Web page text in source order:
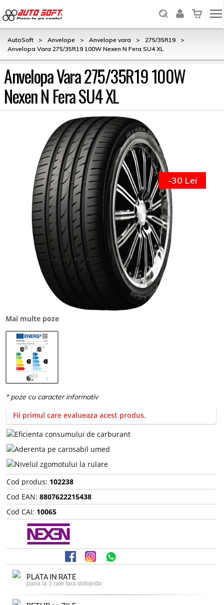
AutoSoft > Anvelope > Anvelope vara > 275/35R19
>
Anvelopa Vara 275/35R19 100W Nexen N Fera SU4 XL
Anvelopa Vara 275/35R19 100W
Nexen N Fera SU4 XL
Mai multe poze
-30 Lei
Fii primul care evalueaza acest produs.
Cod produs: 102238
Cod EAN: 8807622215438
Cod CAI: 10065
PLATA IN RATE
pana la 3 rate fara dobanda